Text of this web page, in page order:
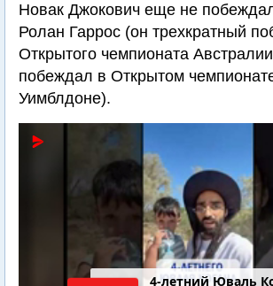
Новак Джокович еще не
Ролан Гаррос (он трехкратный
Открытого чемпионата
побеждал в Открытом
Уимблдоне).
4-летний Юваль